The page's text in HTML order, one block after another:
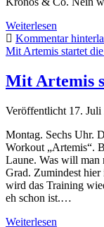
Weiterlesen
letzten
Tage
einiges
los!
Kommentar
Mit Artemis startet
Mit Artemis
Veröffentlicht 17. Juli
Montag. Sechs Uhr.
Workout „Artemis“.
Laune. Was will man
Grad. Zumindest
wird das Training
eh schon ist.…
Weiterlesen